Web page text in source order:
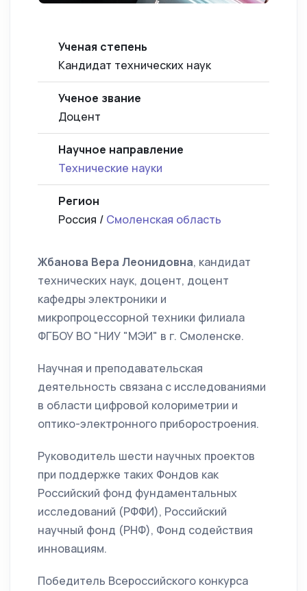
Ученая степень
Кандидат технических наук
Ученое звание
Доцент
Научное направление
Технические науки
Регион
Россия / Смоленская область
Жбанова Вера Леонидовна, кандидат
технических наук, доцент, доцент
кафедры электроники и
микропроцессорной техники филиала
ФГБОУ ВО "НИУ "МЭИ" в г. Смоленске.
Научная и преподавательская
деятельность связана с исследованиями
в области цифровой колориметрии и
оптико-электронного приборостроения.
Руководитель шести научных проектов
при поддержке таких Фондов как
Российский фонд фундаментальных
исследований (РФФИ), Российский
научный фонд (РНФ), Фонд содействия
инновациям.
Победитель Всероссийского конкурса